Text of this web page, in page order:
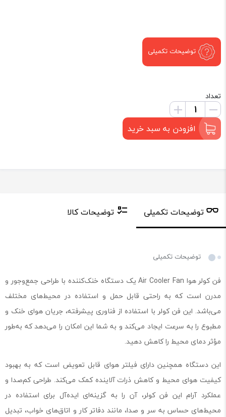
توضیحات تکمیلی
تعداد
افزودن به سبد خرید
توضیحات تکمیلی توضیحات کالا
توضیحات تکمیلی
فن کولر هوا Air Cooler Fan یک دستگاه خنک‌کننده با طراحی جمع‌وجور و
مدرن است که به راحتی قابل حمل و استفاده در محیط‌های مختلف
می‌باشد. این فن کولر با استفاده از فناوری پیشرفته، جریان هوای خنک و
مطبوع را به سرعت ایجاد می‌کند و به شما این امکان را می‌دهد که به‌طور
مؤثر دمای محیط را کاهش دهید.
این دستگاه همچنین دارای فیلتر هوای قابل تعویض است که به بهبود
کیفیت هوای محیط و کاهش ذرات آلاینده کمک می‌کند. طراحی کم‌صدا و
عملکرد آرام این فن کولر، آن را به گزینه‌ای ایده‌آل برای استفاده در
محیط‌های حساس به سر و صدا، مانند دفاتر کار و اتاق‌های خواب، تبدیل